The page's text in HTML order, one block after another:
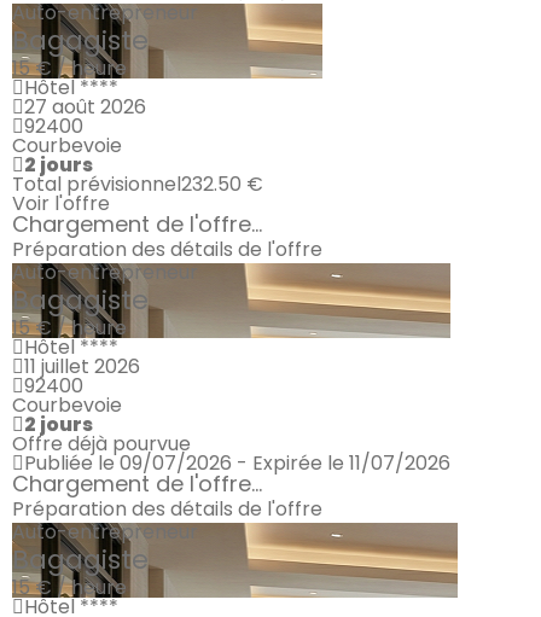
Auto-entrepreneur
Bagagiste
15 € / heure
Hôtel ****
27 août 2026
92400
Courbevoie
2 jours
Total prévisionnel232.50 €
Voir l'offre
Chargement de l'offre...
Préparation des détails de l'offre
Auto-entrepreneur
Bagagiste
15 € / heure
Hôtel ****
11 juillet 2026
92400
Courbevoie
2 jours
Offre déjà pourvue
Publiée le 09/07/2026 - Expirée le 11/07/2026
Chargement de l'offre...
Préparation des détails de l'offre
Auto-entrepreneur
Bagagiste
15 € / heure
Hôtel ****